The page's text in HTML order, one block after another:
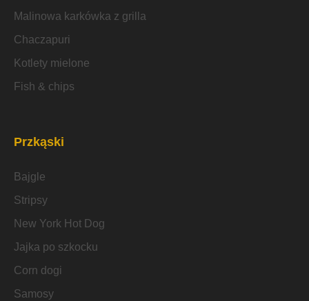
Malinowa karkówka z grilla
Chaczapuri
Kotlety mielone
Fish & chips
Przkąski
Bajgle
Stripsy
New York Hot Dog
Jajka po szkocku
Corn dogi
Samosy